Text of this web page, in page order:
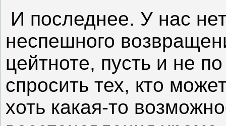
И последнее. У нас
неспешного
цейтноте, пусть и не
спросить тех, кто
хоть какая-то